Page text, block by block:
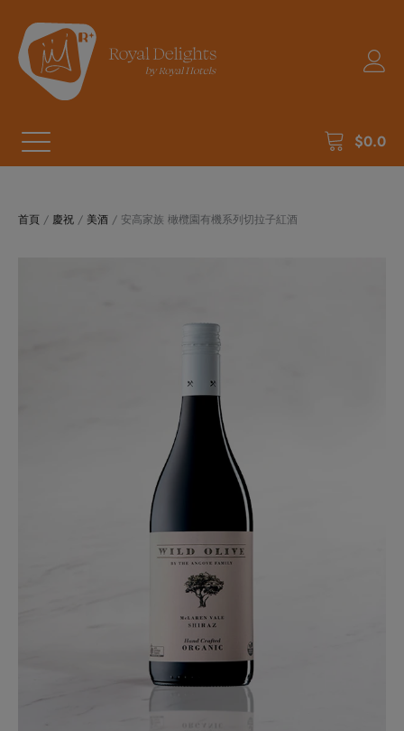
$0.0
首頁 / 慶祝 / 美酒 / 安高家族 橄欖園有機系列切拉子紅酒